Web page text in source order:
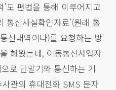
’도 편법을 통해 이루어지고
통신사실확인자료'(원래 통
신내역이다)를 요청하는 방
해왔는데, 이동통신사업자
로 단말기와 통신하는 기
관의 휴대전화 SMS 문자